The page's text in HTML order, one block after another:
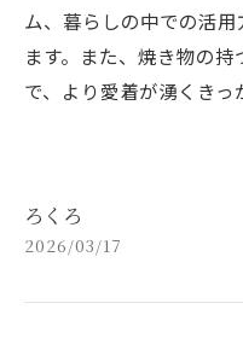
ム、暮らしの中での活
ます。また、焼き物の
で、より愛着が湧くきっ
ろくろ
2026/03/17